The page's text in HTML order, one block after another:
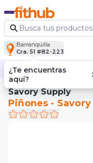
Barranquilla
Cra. 51 #82-223
Descubre nuestras
Savory Supply
Piñones -
¿Te encuentras
aquí?